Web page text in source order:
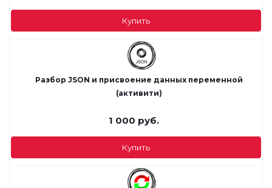
Купить
Разбор JSON и присвоение данных переменной
(активити)
1 000 руб.
Купить